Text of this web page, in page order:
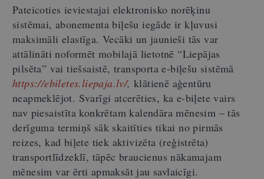
Pateicoties ieviestajai elektronisko norēķinu
sistēmai, abonementa biļešu iegāde ir kļuvusi
maksimāli elastīga. Vecāki un jaunieši tās var
attālināti noformēt mobilajā lietotnē “Liepājas
pilsēta” vai tiešsaistē, transporta e-biļešu sistēmā
https://ebiletes.liepaja.lv/, klātienē aģentūru
neapmeklējot. Svarīgi atcerēties, ka e-biļete vairs
nav piesaistīta konkrētam kalendāra mēnesim – tās
derīguma termiņš sāk skaitīties tikai no pirmās
reizes, kad biļete tiek aktivizēta (reģistrēta)
transportlīdzeklī, tāpēc braucienus nākamajam
mēnesim var ērti apmaksāt jau savlaicīgi.